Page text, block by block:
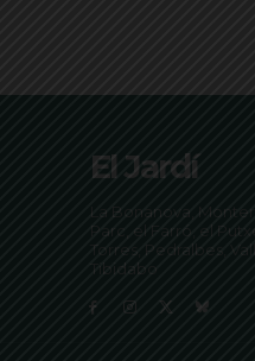
El Jardí
La Bonanova,
Parc, el Farró, el
Torres, Pedralbes,
Tibidabo